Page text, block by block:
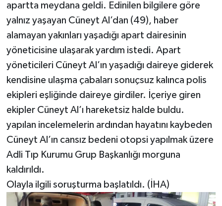
apartta meydana geldi. Edinilen bilgilere göre
yalnız yaşayan Cüneyt Al’dan (49), haber
alamayan yakınları yaşadığı apart dairesinin
yöneticisine ulaşarak yardım istedi. Apart
yöneticileri Cüneyt Al’ın yaşadığı daireye giderek
kendisine ulaşma çabaları sonuçsuz kalınca polis
ekipleri eşliğinde daireye girdiler. İçeriye giren
ekipler Cüneyt Al’ı hareketsiz halde buldu.
yapılan incelemelerin ardından hayatını kaybeden
Cüneyt Al’ın cansız bedeni otopsi yapılmak üzere
Adli Tıp Kurumu Grup Başkanlığı morguna
kaldırıldı.
Olayla ilgili soruşturma başlatıldı. (İHA)